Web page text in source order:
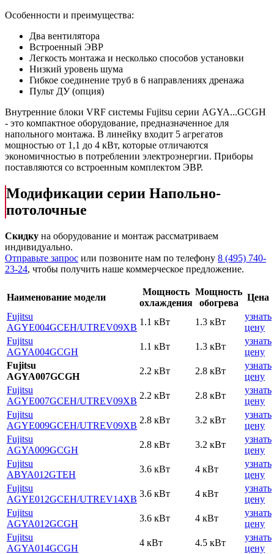
Особенности и преимущества:
Два вентилятора
Встроенный ЭВР
Легкость монтажа и несколько способов установки
Низкий уровень шума
Гибкое соединение труб в 6 направлениях дренажа
Пульт ДУ (опция)
Внутренние блоки VRF системы Fujitsu серии AGYA...GCGH
- это компактное оборудование, предназначенное для
напольного монтажа. В линейку входит 5 агрегатов
мощностью от 1,1 до 4 кВт, которые отличаются
экономичностью в потреблении электроэнергии. Приборы
поставляются со встроенным комплектом ЭВР.
Модификации серии Напольно-
потолочные
Скидку на оборудование и монтаж рассматриваем
индивидуально.
Отправьте запрос или позвоните нам по телефону 8 (495) 740-
23-24, чтобы получить наше коммерческое предложение.
Наименование модели
Мощность
охлаждения
Мощность
обогрева
Цена
Fujitsu
AGYE004GCEH/UTREV09XB
1.1 кВт 1.3 кВт
узнать
цену
Fujitsu
AGYA004GCGH
1.1 кВт 1.3 кВт
узнать
цену
Fujitsu
AGYA007GCGH
2.2 кВт 2.8 кВт
узнать
цену
Fujitsu
AGYE007GCEH/UTREV09XB
2.2 кВт 2.8 кВт
узнать
цену
Fujitsu
AGYE009GCEH/UTREV09XB
2.8 кВт 3.2 кВт
узнать
цену
Fujitsu
AGYA009GCGH
2.8 кВт 3.2 кВт
узнать
цену
Fujitsu
AВYA012GТЕH
3.6 кВт 4 кВт
узнать
цену
Fujitsu
AGYE012GCEH/UTREV14XB
3.6 кВт 4 кВт
узнать
цену
Fujitsu
AGYA012GCGH
3.6 кВт 4 кВт
узнать
цену
Fujitsu
AGYA014GCGH
4 кВт 4.5 кВт
узнать
цену